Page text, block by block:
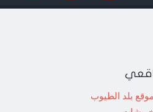
موقع بلد الطيوب